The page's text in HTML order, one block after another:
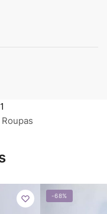
Roupas
-68%